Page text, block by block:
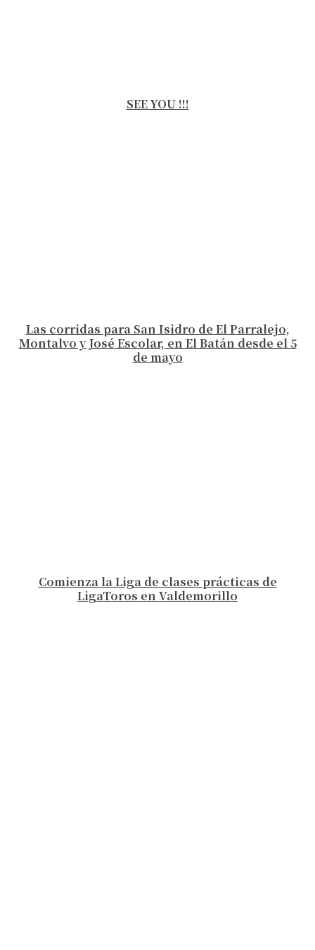
SEE YOU !!!
Las corridas para San Isidro de El Parralejo,
Montalvo y José Escolar, en El Batán desde el 5
de mayo
Comienza la Liga de clases prácticas de
LigaToros en Valdemorillo